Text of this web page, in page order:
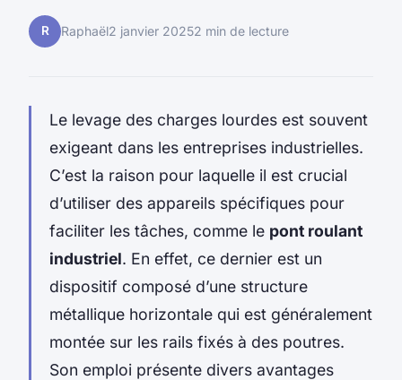
R Raphaël2 janvier 20252 min de lecture
Le levage des charges lourdes est souvent
exigeant dans les entreprises industrielles.
C’est la raison pour laquelle il est crucial
d’utiliser des appareils spécifiques pour
faciliter les tâches, comme le pont roulant
industriel. En effet, ce dernier est un
dispositif composé d’une structure
métallique horizontale qui est généralement
montée sur les rails fixés à des poutres.
Son emploi présente divers avantages